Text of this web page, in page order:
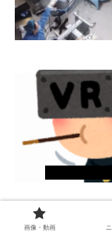
画像・動画